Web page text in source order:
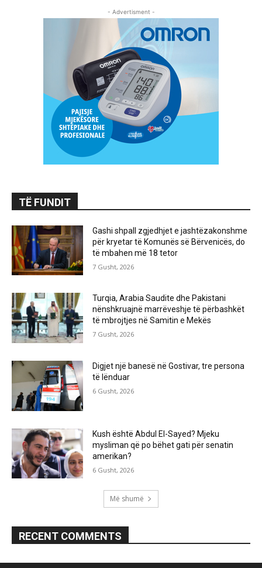
- Advertisment -
TË FUNDIT
Gashi shpall zgjedhjet e jashtëzakonshme
për kryetar të Komunës së Bërvenicës, do
të mbahen më 18 tetor
7 Gusht, 2026
Turqia, Arabia Saudite dhe Pakistani
nënshkruajnë marrëveshje të përbashkët
të mbrojtjes në Samitin e Mekës
7 Gusht, 2026
Digjet një banesë në Gostivar, tre persona
të lënduar
6 Gusht, 2026
Kush është Abdul El-Sayed? Mjeku
mysliman që po bëhet gati për senatin
amerikan?
6 Gusht, 2026
Më shumë
RECENT COMMENTS